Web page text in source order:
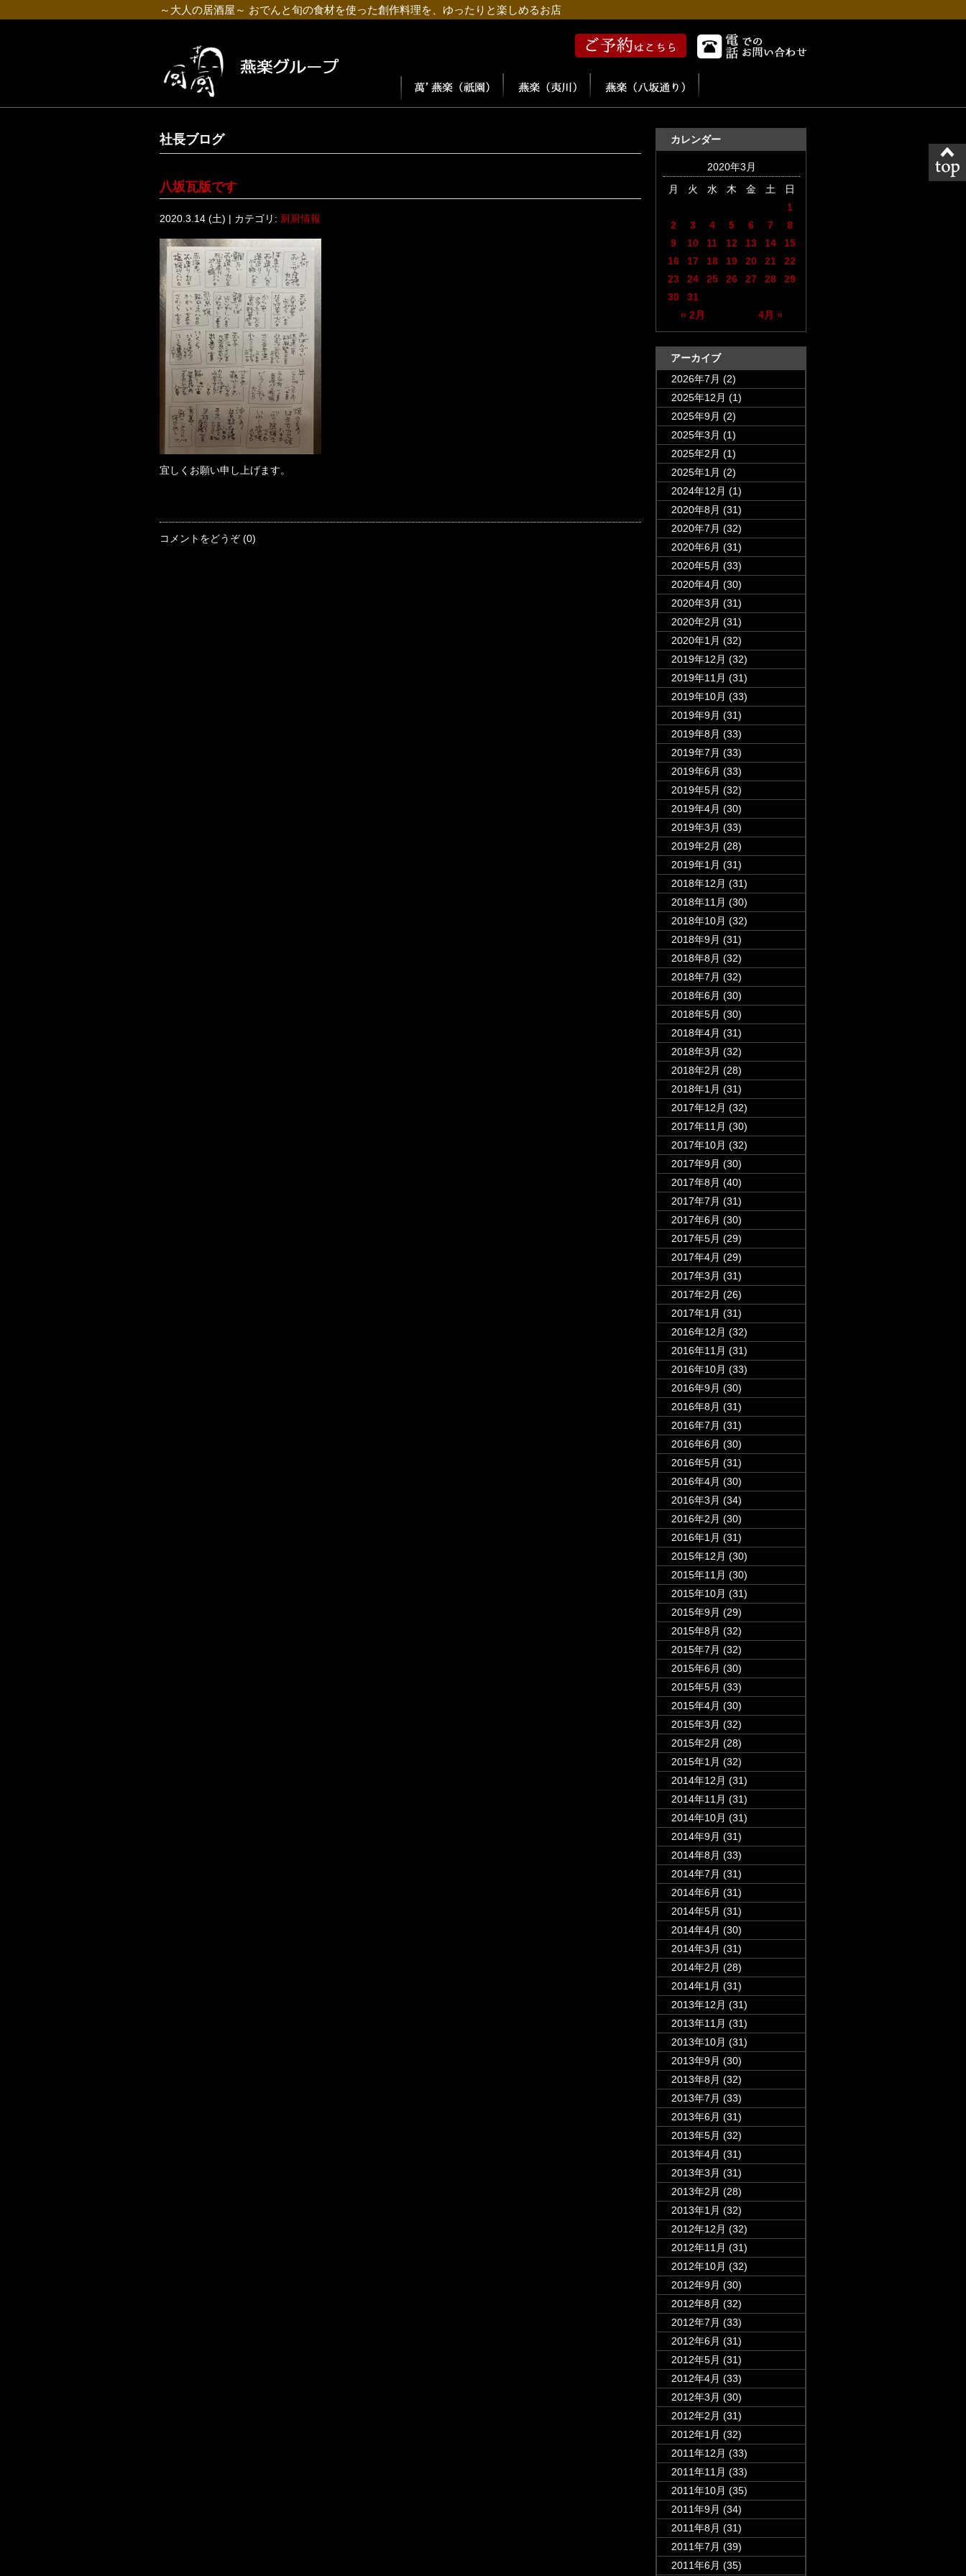
～大人の居酒屋～ おでんと旬の食材を使った創作料理を、ゆったりと楽しめるお店
社長ブログ
八坂瓦版です
2020.3.14 (土) | カテゴリ: 厨厨情報
宜しくお願い申し上げます。
コメントをどうぞ (0)
カレンダー
2020年3月
月
火 水 木 金 土 日
« 2月 4月 »
1
2
3 4 5 6 7
8
9
10 11 12 13 14
15
16
17 18 19 20 21
22
23
24 25 26 27 28
29
30
31
アーカイブ
2026年7月 (2)
2025年12月 (1)
2025年9月 (2)
2025年3月 (1)
2025年2月 (1)
2025年1月 (2)
2024年12月 (1)
2020年8月 (31)
2020年7月 (32)
2020年6月 (31)
2020年5月 (33)
2020年4月 (30)
2020年3月 (31)
2020年2月 (31)
2020年1月 (32)
2019年12月 (32)
2019年11月 (31)
2019年10月 (33)
2019年9月 (31)
2019年8月 (33)
2019年7月 (33)
2019年6月 (33)
2019年5月 (32)
2019年4月 (30)
2019年3月 (33)
2019年2月 (28)
2019年1月 (31)
2018年12月 (31)
2018年11月 (30)
2018年10月 (32)
2018年9月 (31)
2018年8月 (32)
2018年7月 (32)
2018年6月 (30)
2018年5月 (30)
2018年4月 (31)
2018年3月 (32)
2018年2月 (28)
2018年1月 (31)
2017年12月 (32)
2017年11月 (30)
2017年10月 (32)
2017年9月 (30)
2017年8月 (40)
2017年7月 (31)
2017年6月 (30)
2017年5月 (29)
2017年4月 (29)
2017年3月 (31)
2017年2月 (26)
2017年1月 (31)
2016年12月 (32)
2016年11月 (31)
2016年10月 (33)
2016年9月 (30)
2016年8月 (31)
2016年7月 (31)
2016年6月 (30)
2016年5月 (31)
2016年4月 (30)
2016年3月 (34)
2016年2月 (30)
2016年1月 (31)
2015年12月 (30)
2015年11月 (30)
2015年10月 (31)
2015年9月 (29)
2015年8月 (32)
2015年7月 (32)
2015年6月 (30)
2015年5月 (33)
2015年4月 (30)
2015年3月 (32)
2015年2月 (28)
2015年1月 (32)
2014年12月 (31)
2014年11月 (31)
2014年10月 (31)
2014年9月 (31)
2014年8月 (33)
2014年7月 (31)
2014年6月 (31)
2014年5月 (31)
2014年4月 (30)
2014年3月 (31)
2014年2月 (28)
2014年1月 (31)
2013年12月 (31)
2013年11月 (31)
2013年10月 (31)
2013年9月 (30)
2013年8月 (32)
2013年7月 (33)
2013年6月 (31)
2013年5月 (32)
2013年4月 (31)
2013年3月 (31)
2013年2月 (28)
2013年1月 (32)
2012年12月 (32)
2012年11月 (31)
2012年10月 (32)
2012年9月 (30)
2012年8月 (32)
2012年7月 (33)
2012年6月 (31)
2012年5月 (31)
2012年4月 (33)
2012年3月 (30)
2012年2月 (31)
2012年1月 (32)
2011年12月 (33)
2011年11月 (33)
2011年10月 (35)
2011年9月 (34)
2011年8月 (31)
2011年7月 (39)
2011年6月 (35)